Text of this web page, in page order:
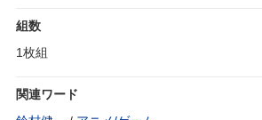
組数
1枚組
関連ワード